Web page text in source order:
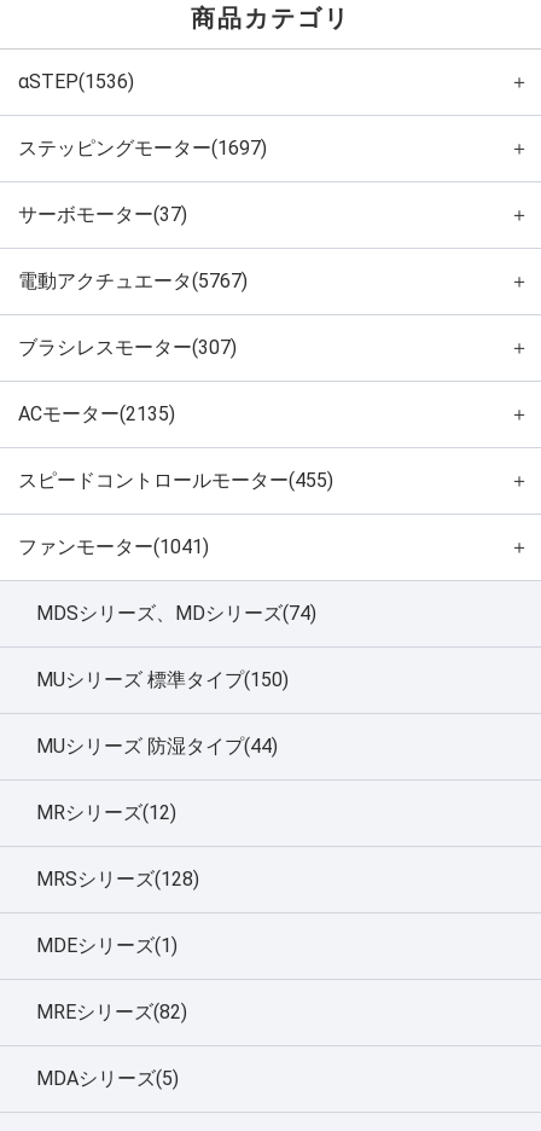
商品カテゴリ
αSTEP(1536) ＋
ステッピングモーター(1697) ＋
サーボモーター(37) ＋
電動アクチュエータ(5767) ＋
ブラシレスモーター(307) ＋
ACモーター(2135) ＋
スピードコントロールモーター(455) ＋
ファンモーター(1041) ＋
MDSシリーズ、MDシリーズ(74)
MUシリーズ 標準タイプ(150)
MUシリーズ 防湿タイプ(44)
MRシリーズ(12)
MRSシリーズ(128)
MDEシリーズ(1)
MREシリーズ(82)
MDAシリーズ(5)